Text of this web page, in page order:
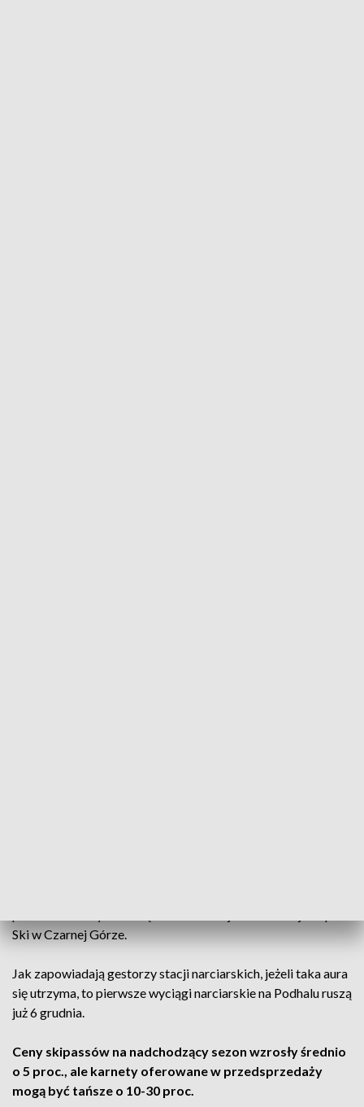
Ski w Czarnej Górze.
Jak zapowiadają gestorzy stacji narciarskich, jeżeli taka aura
się utrzyma, to pierwsze wyciągi narciarskie na Podhalu ruszą
już 6 grudnia.
Ceny skipassów na nadchodzący sezon wzrosły średnio
o 5 proc., ale karnety oferowane w przedsprzedaży
mogą być tańsze o 10-30 proc.